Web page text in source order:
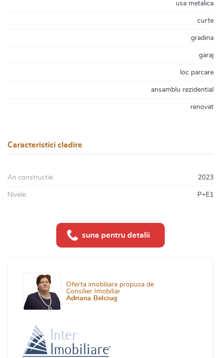
usa metalica
curte
gradina
garaj
loc parcare
ansamblu rezidential
renovat
Caracteristici cladire
An constructie: 2023
Nivele: P+E1
suna pentru detalii
Oferta imobiliara propusa de
Consilier Imobiliar
Adriana Belciug